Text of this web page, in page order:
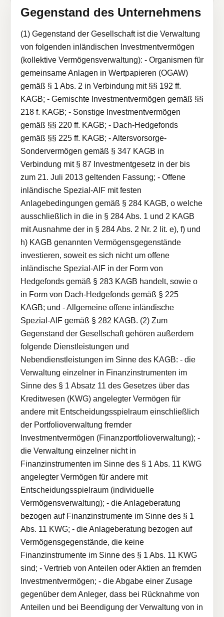
Gegenstand des Unternehmens
(1) Gegenstand der Gesellschaft ist die Verwaltung
von folgenden inländischen Investmentvermögen
(kollektive Vermögensverwaltung): - Organismen für
gemeinsame Anlagen in Wertpapieren (OGAW)
gemäß § 1 Abs. 2 in Verbindung mit §§ 192 ff.
KAGB; - Gemischte Investmentvermögen gemäß §§
218 f. KAGB; - Sonstige Investmentvermögen
gemäß §§ 220 ff. KAGB; - Dach-Hedgefonds
gemäß §§ 225 ff. KAGB; - Altersvorsorge-
Sondervermögen gemäß § 347 KAGB in
Verbindung mit § 87 Investmentgesetz in der bis
zum 21. Juli 2013 geltenden Fassung; - Offene
inländische Spezial-AIF mit festen
Anlagebedingungen gemäß § 284 KAGB, o welche
ausschließlich in die in § 284 Abs. 1 und 2 KAGB
mit Ausnahme der in § 284 Abs. 2 Nr. 2 lit. e), f) und
h) KAGB genannten Vermögensgegenstände
investieren, soweit es sich nicht um offene
inländische Spezial-AIF in der Form von
Hedgefonds gemäß § 283 KAGB handelt, sowie o
in Form von Dach-Hedgefonds gemäß § 225
KAGB; und - Allgemeine offene inländische
Spezial-AIF gemäß § 282 KAGB. (2) Zum
Gegenstand der Gesellschaft gehören außerdem
folgende Dienstleistungen und
Nebendienstleistungen im Sinne des KAGB: - die
Verwaltung einzelner in Finanzinstrumenten im
Sinne des § 1 Absatz 11 des Gesetzes über das
Kreditwesen (KWG) angelegter Vermögen für
andere mit Entscheidungsspielraum einschließlich
der Portfolioverwaltung fremder
Investmentvermögen (Finanzportfolioverwaltung); -
die Verwaltung einzelner nicht in
Finanzinstrumenten im Sinne des § 1 Abs. 11 KWG
angelegter Vermögen für andere mit
Entscheidungsspielraum (individuelle
Vermögensverwaltung); - die Anlageberatung
bezogen auf Finanzinstrumente im Sinne des § 1
Abs. 11 KWG; - die Anlageberatung bezogen auf
Vermögensgegenstände, die keine
Finanzinstrumente im Sinne des § 1 Abs. 11 KWG
sind; - Vertrieb von Anteilen oder Aktien an fremden
Investmentvermögen; - die Abgabe einer Zusage
gegenüber dem Anleger, dass bei Rücknahme von
Anteilen und bei Beendigung der Verwaltung von in